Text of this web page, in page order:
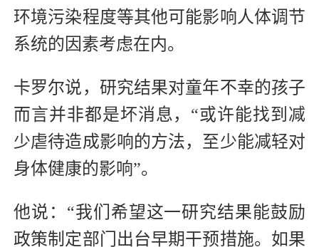
环境污染程度等其他可能影响人体调节
系统的因素考虑在内。
卡罗尔说，研究结果对童年不幸的孩子
而言并非都是坏消息，“或许能找到减
少虐待造成影响的方法，至少能减轻对
身体健康的影响”。
他说：“我们希望这一研究结果能鼓励
政策制定部门出台早期干预措施。如果